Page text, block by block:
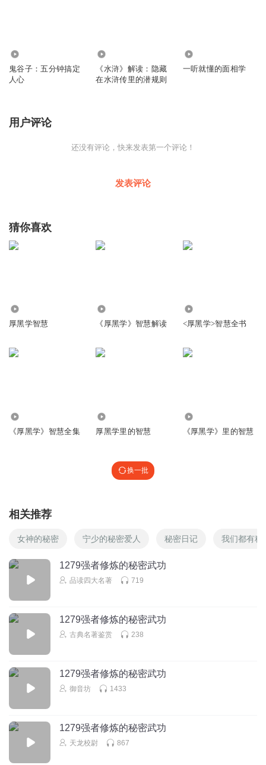
鬼谷子：五分钟搞定
人心
《水浒》解读：隐藏
在水浒传里的潜规则
一听就懂的面相学
用户评论
还没有评论，快来发表第一个评论！
发表评论
猜你喜欢
厚黑学智慧 《厚黑学》智慧解读 <厚黑学>智慧全书
《厚黑学》智慧全集 厚黑学里的智慧 《厚黑学》里的智慧
换一批
相关推荐
女神的秘密 宁少的秘密爱人 秘密日记 我们都有秘
1279强者修炼的秘密武功
品读四大名著 719
1279强者修炼的秘密武功
古典名著鉴赏 238
1279强者修炼的秘密武功
御音坊 1433
1279强者修炼的秘密武功
天龙校尉 867